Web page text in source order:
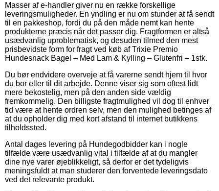
Masser af e-handler giver nu en række forskellige
leveringsmuligheder. En yndling er nu om stunder at få sendt
til en pakkeshop, fordi du på den måde nemt kan hente
produkterne præcis når det passer dig. Fragtformen er altså
usædvanlig uproblematisk, og desuden tilmed den mest
prisbevidste form for fragt ved køb af Trixie Premio
Hundesnack Bagel – Med Lam & Kylling – Glutenfri – 1stk.
Du bør endvidere overveje at få varerne sendt hjem til hvor
du bor eller til dit arbejde. Denne viser sig som oftest lidt
mere bekostelig, men på den anden side vældig
fremkommelig. Den billigste fragtmulighed vil dog til enhver
tid være at hente ordren selv, men den mulighed betinges af
at du opholder dig med kort afstand til internet butikkens
tilholdssted.
Antal dages levering på Hundegodbidder kan i nogle
tilfælde være usædvanlig vital i tilfælde af at du mangler
dine nye varer øjeblikkeligt, så derfor er det tydeligvis
meningsfuldt at man studerer den forventede leveringsdato
ved det relevante produkt.